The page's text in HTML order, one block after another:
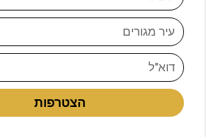
הצטרפות